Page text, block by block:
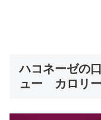
ハコネーゼの
ュー カロリ